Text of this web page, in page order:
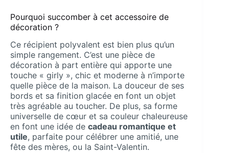
Pourquoi succomber à cet accessoire de
décoration ?
Ce récipient polyvalent est bien plus qu’un
simple rangement. C’est une pièce de
décoration à part entière qui apporte une
touche « girly », chic et moderne à n’importe
quelle pièce de la maison. La douceur de ses
bords et sa finition glacée en font un objet
très agréable au toucher. De plus, sa forme
universelle de cœur et sa couleur chaleureuse
en font une idée de cadeau romantique et
utile, parfaite pour célébrer une amitié, une
fête des mères, ou la Saint-Valentin.